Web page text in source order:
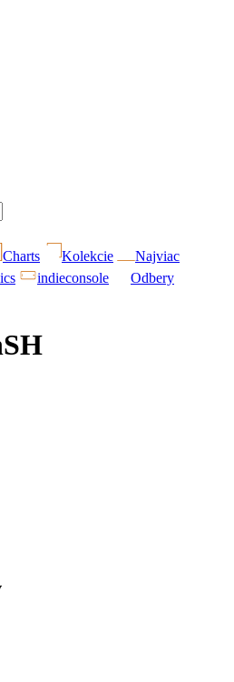
Charts Kolekcie
Najviac
indieconsole Odbery